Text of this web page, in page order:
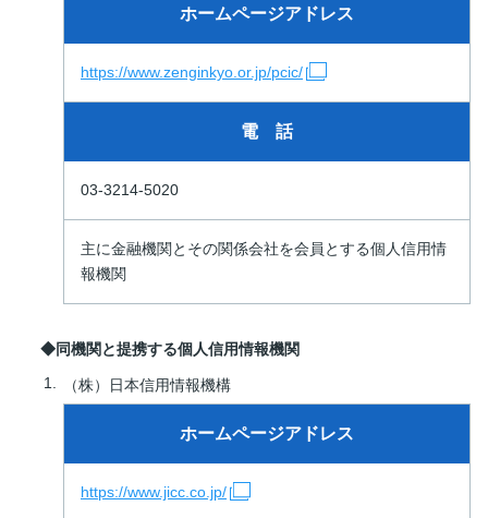
ホームページアドレス
https://www.zenginkyo.or.jp/pcic/
電 話
03-3214-5020
主に金融機関とその関係会社を会員とする個人信用情
報機関
◆同機関と提携する個人信用情報機関
（株）日本信用情報機構
ホームページアドレス
https://www.jicc.co.jp/